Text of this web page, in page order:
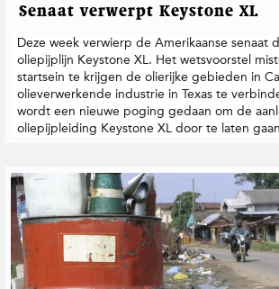
Senaat verwerpt Keystone XL
Deze week verwierp de Amerikaanse senaat
oliepijplijn Keystone XL. Het wetsvoorstel
startsein te krijgen de olierijke gebieden in
olieverwerkende industrie in Texas te
wordt een nieuwe poging gedaan om de
oliepijpleiding Keystone XL door te laten